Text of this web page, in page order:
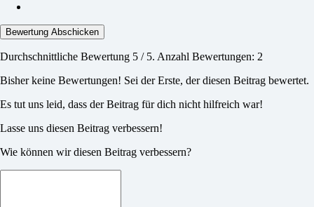
Bewertung Abschicken
Durchschnittliche Bewertung 5 / 5. Anzahl Bewertungen: 2
Bisher keine Bewertungen! Sei der Erste, der diesen Beitrag bewertet.
Es tut uns leid, dass der Beitrag für dich nicht hilfreich war!
Lasse uns diesen Beitrag verbessern!
Wie können wir diesen Beitrag verbessern?